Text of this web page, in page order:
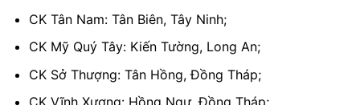
CK Tân Nam: Tân Biên, Tây Ninh;
CK Mỹ Quý Tây: Kiến Tường, Long An;
CK Sở Thượng: Tân Hồng, Đồng Tháp;